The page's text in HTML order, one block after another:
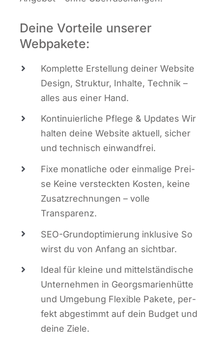
Deine Vorteile unserer
Webpakete:
Kom­plet­te Erstel­lung dei­ner Web­site
Design, Struk­tur, Inhal­te, Tech­nik –
alles aus einer Hand.
Kon­ti­nu­ier­li­che Pfle­ge & Updates Wir
hal­ten dei­ne Web­site aktu­ell, sicher
und tech­nisch einwandfrei.
Fixe monat­li­che oder ein­ma­li­ge Prei­
se Kei­ne ver­steck­ten Kos­ten, kei­ne
Zusatz­rech­nun­gen – vol­le
Transparenz.
SEO-Grund­op­ti­mie­rung inklu­si­ve So
wirst du von Anfang an sichtbar.
Ide­al für klei­ne und mit­tel­stän­di­sche
Unter­neh­men in Georgs­ma­ri­en­hüt­te
und Umge­bung Fle­xi­ble Pake­te, per­
fekt abge­stimmt auf dein Bud­get und
dei­ne Ziele.